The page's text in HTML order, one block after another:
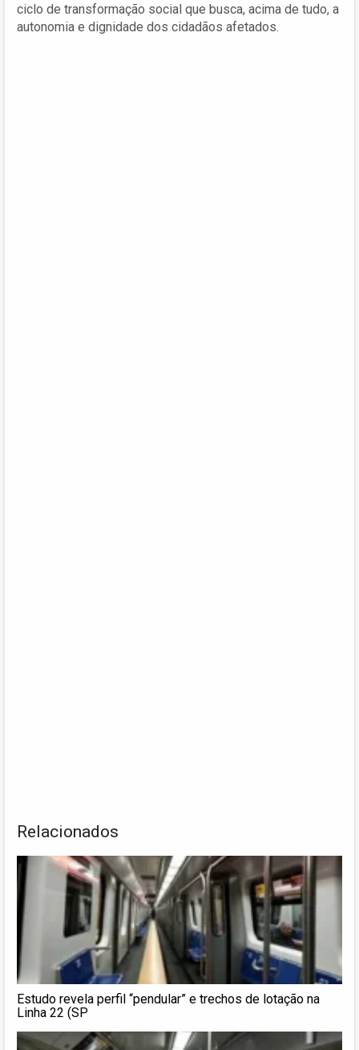
ciclo de transformação social que busca, acima de tudo, a
autonomia e dignidade dos cidadãos afetados.
Relacionados
Estudo revela perfil “pendular” e trechos de lotação na
Linha 22 (SP